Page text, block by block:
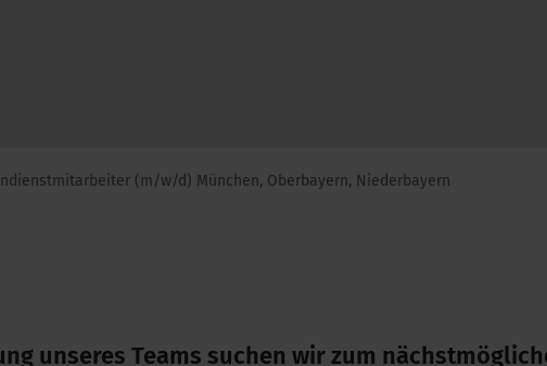
(m/w/d) München, Oberbayern, Niederbayern
unseres Teams suchen wir zum